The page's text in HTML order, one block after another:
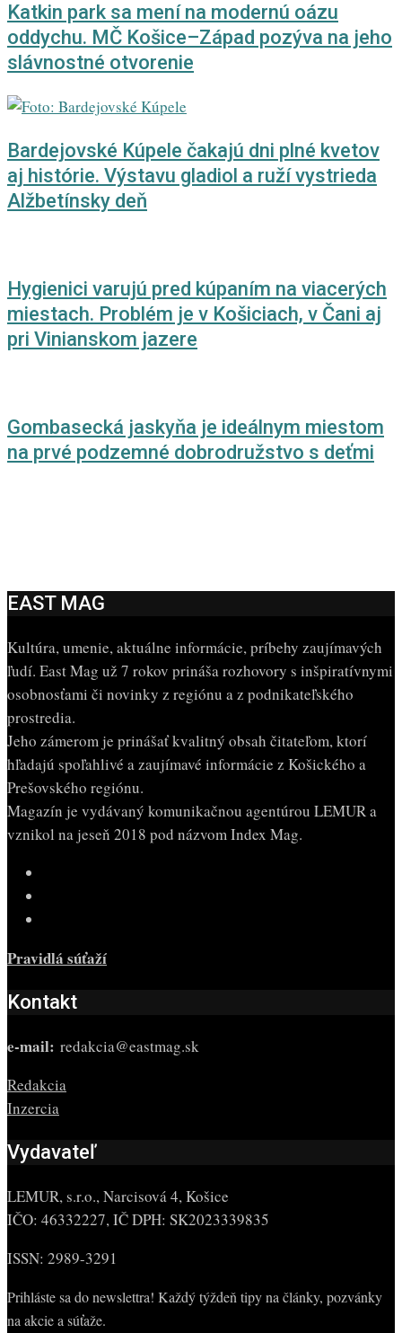
Katkin park sa mení na modernú oázu
oddychu. MČ Košice–Západ pozýva na jeho
slávnostné otvorenie
Bardejovské Kúpele čakajú dni plné kvetov
aj histórie. Výstavu gladiol a ruží vystrieda
Alžbetínsky deň
Hygienici varujú pred kúpaním na viacerých
miestach. Problém je v Košiciach, v Čani aj
pri Vinianskom jazere
Gombasecká jaskyňa je ideálnym miestom
na prvé podzemné dobrodružstvo s deťmi
EAST MAG
Kultúra, umenie, aktuálne informácie, príbehy zaujímavých
ľudí. East Mag už 7 rokov prináša rozhovory s inšpiratívnymi
osobnosťami či novinky z regiónu a z podnikateľského
prostredia.
Jeho zámerom je prinášať kvalitný obsah čitateľom, ktorí
hľadajú spoľahlivé a zaujímavé informácie z Košického a
Prešovského regiónu.
Magazín je vydávaný komunikačnou agentúrou LEMUR a
vznikol na jeseň 2018 pod názvom Index Mag.
Pravidlá súťaží
Kontakt
e-mail: redakcia@eastmag.sk
Redakcia
Inzercia
Vydavateľ
LEMUR, s.r.o., Narcisová 4, Košice
IČO: 46332227, IČ DPH: SK2023339835
ISSN: 2989-3291
Prihláste sa do newslettra! Každý týždeň tipy na články, pozvánky
na akcie a súťaže.